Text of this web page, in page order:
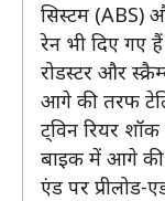
सिस्टम (ABS)
रेन भी दिए गए
रोडस्टर और
आगे की तरफ
ट्विन रियर
बाइक में आगे की
एंड पर प्रीलोड-